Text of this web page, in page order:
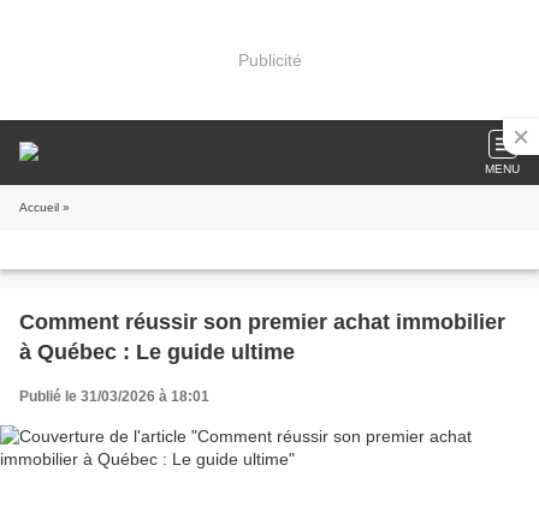
Publicité
MENU
Accueil »
Comment réussir son premier achat immobilier
à Québec : Le guide ultime
Publié le 31/03/2026 à 18:01